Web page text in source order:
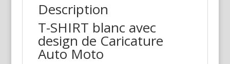
Description
T-SHIRT blanc avec
design de Caricature
Auto Moto